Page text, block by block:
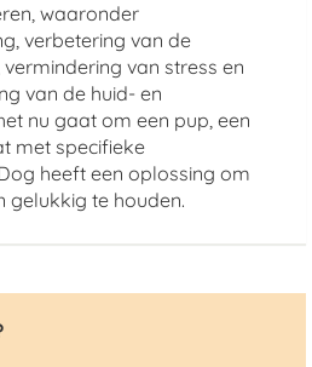
waaronder
verbetering van de
van stress en
van de huid- en
nu gaat om een pup, een
met specifieke
heeft een oplossing om
gelukkig te houden.